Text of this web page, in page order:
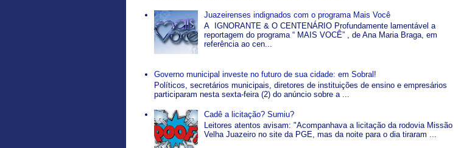
Juazeirenses indignados com o programa Mais Você
A IGNORANTE & O CENTENÁRIO Profundamente lamentável a
reportagem do programa “ MAIS VOCÊ” , de Ana Maria Braga, em
referência ao cen...
Governo municipal investe no futuro de sua cidade: em Sobral!
Políticos, secretários municipais, diretores de instituições de ensino e empresários
participaram nesta sexta-feira (2) do anúncio sobre a ...
Cadê a licitação? Sumiu?
Leitores atentos avisam: "Acompanhava a licitação da rodovia Missão
Velha Juazeiro no site da PGE, mas da noite para o dia tiraram ...